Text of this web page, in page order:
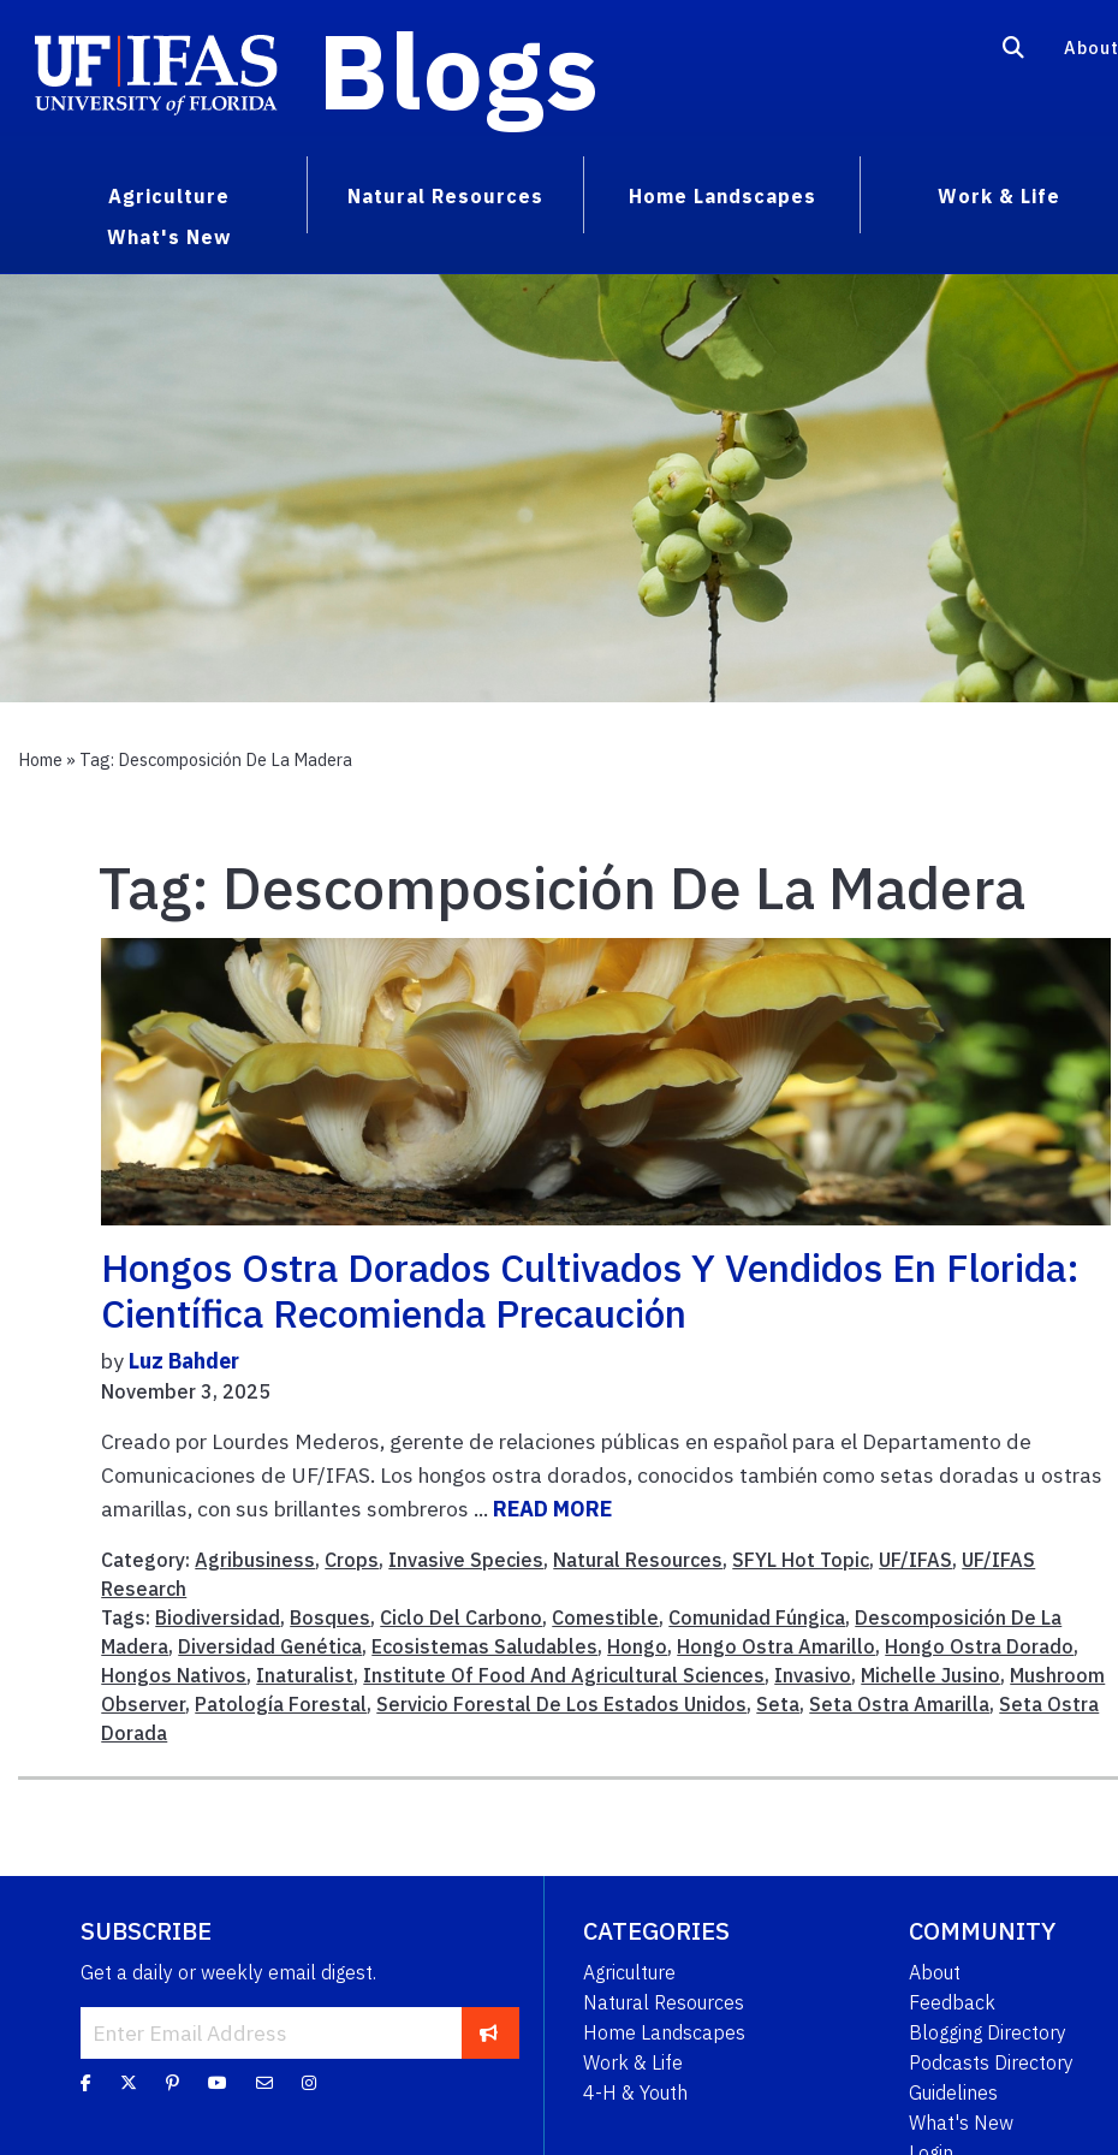
Blogs About
Agriculture Natural Resources Home Landscapes Work & Life
What's New
Home » Tag: Descomposición De La Madera
Tag: Descomposición De La Madera
Hongos Ostra Dorados Cultivados Y Vendidos En Florida:
Científica Recomienda Precaución
by Luz Bahder
November 3, 2025
Creado por Lourdes Mederos, gerente de relaciones públicas en español para el Departamento de
Comunicaciones de UF/IFAS. Los hongos ostra dorados, conocidos también como setas doradas u ostras
amarillas, con sus brillantes sombreros ... READ MORE
Category:Agribusiness, Crops, Invasive Species, Natural Resources, SFYL Hot Topic, UF/IFAS, UF/IFAS
Research
Tags: Biodiversidad, Bosques, Ciclo Del Carbono, Comestible, Comunidad Fúngica, Descomposición De La
Madera, Diversidad Genética, Ecosistemas Saludables, Hongo, Hongo Ostra Amarillo, Hongo Ostra Dorado,
Hongos Nativos, Inaturalist, Institute Of Food And Agricultural Sciences, Invasivo, Michelle Jusino, Mushroom
Observer, Patología Forestal, Servicio Forestal De Los Estados Unidos, Seta, Seta Ostra Amarilla, Seta Ostra
Dorada
SUBSCRIBE
Get a daily or weekly email digest.
CATEGORIES
Agriculture
Natural Resources
Home Landscapes
Work & Life
4-H & Youth
COMMUNITY
About
Feedback
Blogging Directory
Podcasts Directory
Guidelines
What's New